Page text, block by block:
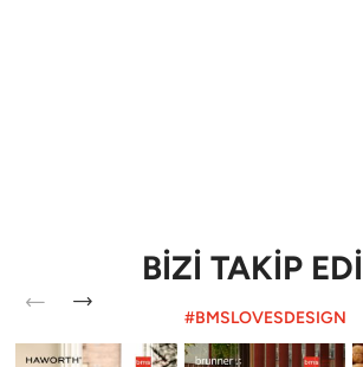
BİZİ TAKİP
#BMSLOVESDESIGN